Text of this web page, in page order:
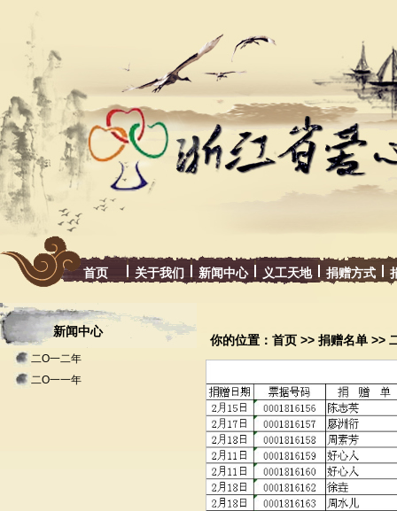
首页 关于我们 新闻中心 义工天地 捐赠方式
新闻中心
二O一二年
二O一一年
你的位置： 首页 >> 捐赠名单 >>